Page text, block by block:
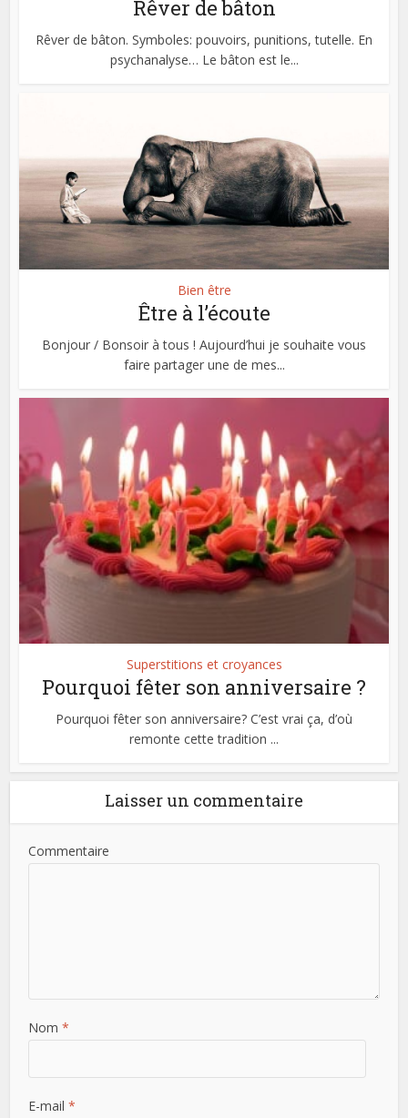
Rêver de bâton
Rêver de bâton. Symboles: pouvoirs, punitions, tutelle. En
psychanalyse… Le bâton est le...
Bien être
Être à l’écoute
Bonjour / Bonsoir à tous ! Aujourd’hui je souhaite vous
faire partager une de mes...
Superstitions et croyances
Pourquoi fêter son anniversaire ?
Pourquoi fêter son anniversaire? C’est vrai ça, d’où
remonte cette tradition ...
Laisser un commentaire
Commentaire
Nom*
E-mail*